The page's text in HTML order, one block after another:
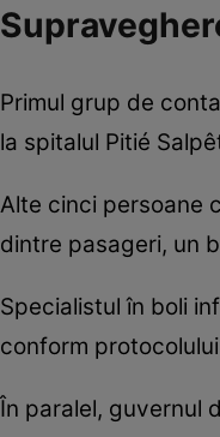
Primul grup de
la spitalul Pitié
Alte cinci persoane
dintre pasageri, un
Specialistul în boli
conform
În paralel, guvernul